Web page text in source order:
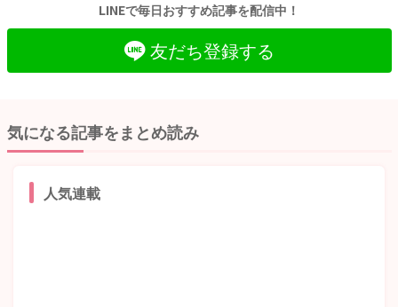
LINEで毎日おすすめ記事を配信中！
友だち登録する
気になる記事をまとめ読み
人気連載